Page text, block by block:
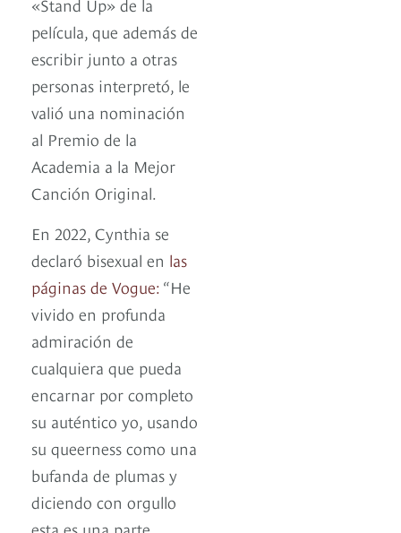
película, que además de
escribir junto a otras
personas interpretó, le
valió una nominación
al Premio de la
Academia a la Mejor
Canción Original.
En 2022, Cynthia se
declaró bisexual en las
páginas de Vogue: “He
vivido en profunda
admiración de
cualquiera que pueda
encarnar por completo
su auténtico yo, usando
su queerness como una
bufanda de plumas y
diciendo con orgullo
esta es una parte